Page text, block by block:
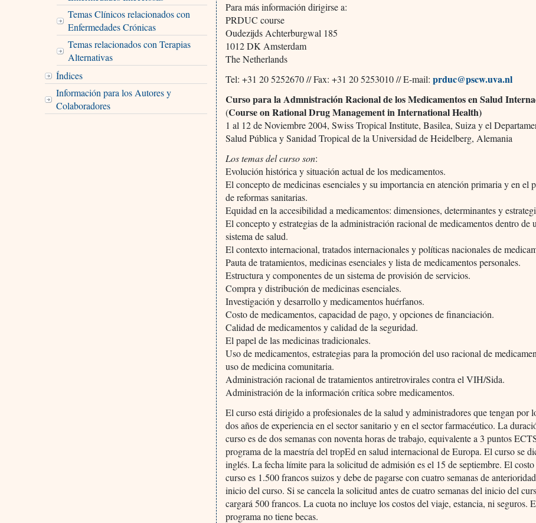
Temas Clínicos relacionados con
Enfermedades Crónicas
Temas relacionados con Terapias
Alternativas
Índices
Información para los Autores y
Colaboradores
Para más información dirigirse a:
PRDUC course
Oudezijds Achterburgwal 185
1012 DK Amsterdam
The Netherlands
Tel: +31 20 5252670 // Fax: +31 20 5253010 // E-mail:prduc@pscw.uva.nl
Curso para la Admnistración Racional de los Medicamentos en Salud
(Course on Rational Drug Management in International Health)
1 al 12 de Noviembre 2004, Swiss Tropical Institute, Basilea, Suiza y el
Salud Pública y Sanidad Tropical de la Universidad de Heidelberg, Alemania
Los temas del curso son:
Evolución histórica y situación actual de los medicamentos.
El concepto de medicinas esenciales y su importancia en atención primaria y en el
de reformas sanitarias.
Equidad en la accesibilidad a medicamentos: dimensiones, determinantes y
El concepto y estrategias de la administración racional de medicamentos dentro de
sistema de salud.
El contexto internacional, tratados internacionales y políticas nacionales de
Pauta de tratamientos, medicinas esenciales y lista de medicamentos personales.
Estructura y componentes de un sistema de provisión de servicios.
Compra y distribución de medicinas esenciales.
Investigación y desarrollo y medicamentos huérfanos.
Costo de medicamentos, capacidad de pago, y opciones de financiación.
Calidad de medicamentos y calidad de la seguridad.
El papel de las medicinas tradicionales.
Uso de medicamentos, estrategias para la promoción del uso racional de
uso de medicina comunitaria.
Administración racional de tratamientos antiretrovirales contra el VIH/Sida.
Administración de la información crítica sobre medicamentos.
El curso está dirigido a profesionales de la salud y administradores que tengan por
dos años de experiencia en el sector sanitario y en el sector farmacéutico. La
curso es de dos semanas con noventa horas de trabajo, equivalente a 3 puntos
programa de la maestría del tropEd en salud internacional de Europa. El curso se
inglés. La fecha límite para la solicitud de admisión es el 15 de septiembre. El
curso es 1.500 francos suizos y debe de pagarse con cuatro semanas de
inicio del curso. Si se cancela la solicitud antes de cuatro semanas del inicio del
cargará 500 francos. La cuota no incluye los costos del viaje, estancia, ni seguros.
programa no tiene becas.